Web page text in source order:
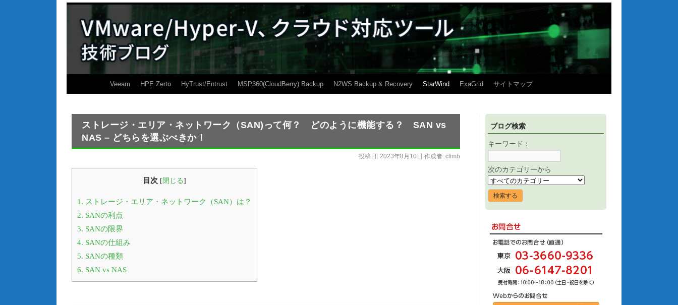
Veeam HPE Zerto HyTrust/Entrust MSP360(CloudBerry) Backup N2WS Backup & Recovery StarWind ExaGrid サイトマップ
ストレージ・エリア・ネットワーク（SAN)って何？ どのように機能する？ SAN vs
NAS – どちらを選ぶべきか！
投稿日: 2023年8月10日 作成者: climb
目次 [ 閉じる]
1. ストレージ・エリア・ネットワーク（SAN）は？
2. SANの利点
3. SANの限界
4. SANの仕組み
5. SANの種類
6. SAN vs NAS
ブログ検索
キーワード：
次のカテゴリーから